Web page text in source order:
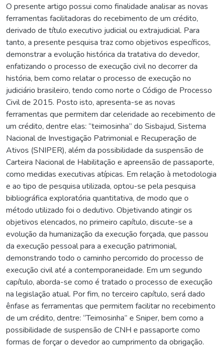
O presente artigo possui como finalidade analisar as novas
ferramentas facilitadoras do recebimento de um crédito,
derivado de título executivo judicial ou extrajudicial. Para
tanto, a presente pesquisa traz como objetivos específicos,
demonstrar a evolução histórica da tratativa do devedor,
enfatizando o processo de execução civil no decorrer da
história, bem como relatar o processo de execução no
judiciário brasileiro, tendo como norte o Código de Processo
Civil de 2015. Posto isto, apresenta-se as novas
ferramentas que permitem dar celeridade ao recebimento de
um crédito, dentre elas: “teimosinha” do Sisbajud, Sistema
Nacional de Investigação Patrimonial e Recuperação de
Ativos (SNIPER), além da possibilidade da suspensão de
Carteira Nacional de Habilitação e apreensão de passaporte,
como medidas executivas atípicas. Em relação à metodologia
e ao tipo de pesquisa utilizada, optou-se pela pesquisa
bibliográfica exploratória quantitativa, de modo que o
método utilizado foi o dedutivo. Objetivando atingir os
objetivos elencados, no primeiro capítulo, discute-se a
evolução da humanização da execução forçada, que passou
da execução pessoal para a execução patrimonial,
demonstrando todo o caminho percorrido do processo de
execução civil até a contemporaneidade. Em um segundo
capítulo, aborda-se como é tratado o processo de execução
na legislação atual. Por fim, no terceiro capítulo, será dado
ênfase as ferramentas que permitem facilitar no recebimento
de um crédito, dentre: “Teimosinha” e Sniper, bem como a
possibilidade de suspensão de CNH e passaporte como
formas de forçar o devedor ao cumprimento da obrigação.